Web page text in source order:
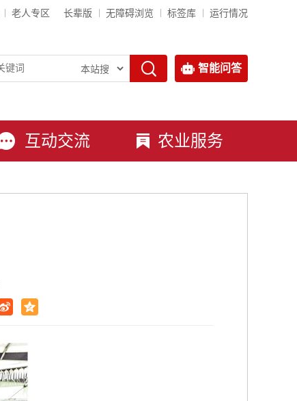
老人专区 长辈版 无障碍浏览 标签库 运行情况
智能问答
互动交流 农业服务